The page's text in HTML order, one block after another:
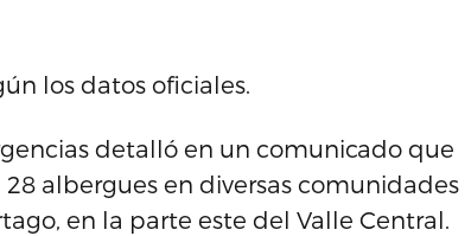
los datos oficiales.
detalló en un comunicado que
albergues en diversas comunidades
en la parte este del Valle Central.